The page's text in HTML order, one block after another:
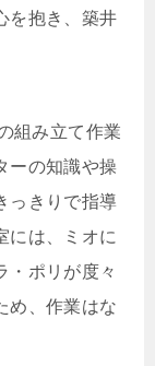
を抱き、築井
組み立て作業
ーの知識や操
っきりで指導
には、ミオに
・ポリが度々
め、作業はな